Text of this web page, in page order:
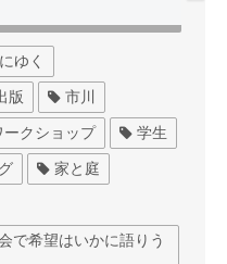
ゆく
版 市川
ークショップ 学生
家と庭
で希望はいかに語りう